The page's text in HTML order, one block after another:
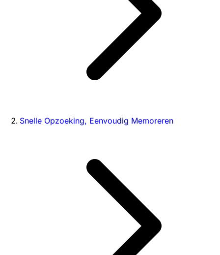
Snelle Opzoeking, Eenvoudig Memoreren